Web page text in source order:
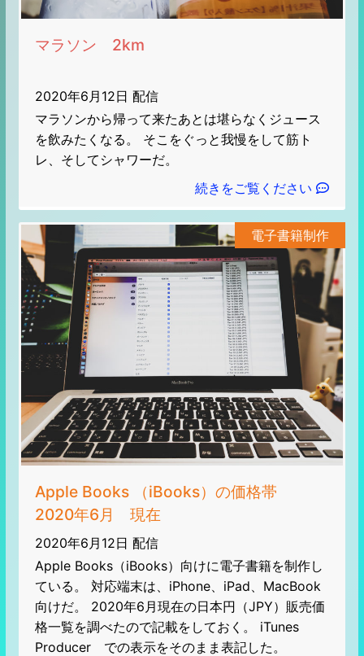
マラソン 2km
2020年6月12日 配信
マラソンから帰って来たあとは堪らなくジュース
を飲みたくなる。 そこをぐっと我慢をして筋ト
レ、そしてシャワーだ。
続きをご覧ください
電子書籍制作
Apple Books （iBooks）の価格帯
2020年6月 現在
2020年6月12日 配信
Apple Books（iBooks）向けに電子書籍を制作し
ている。 対応端末は、iPhone、iPad、MacBook
向けだ。 2020年6月現在の日本円（JPY）販売価
格一覧を調べたので記載をしておく。 iTunes
Producer での表示をそのまま表記した。